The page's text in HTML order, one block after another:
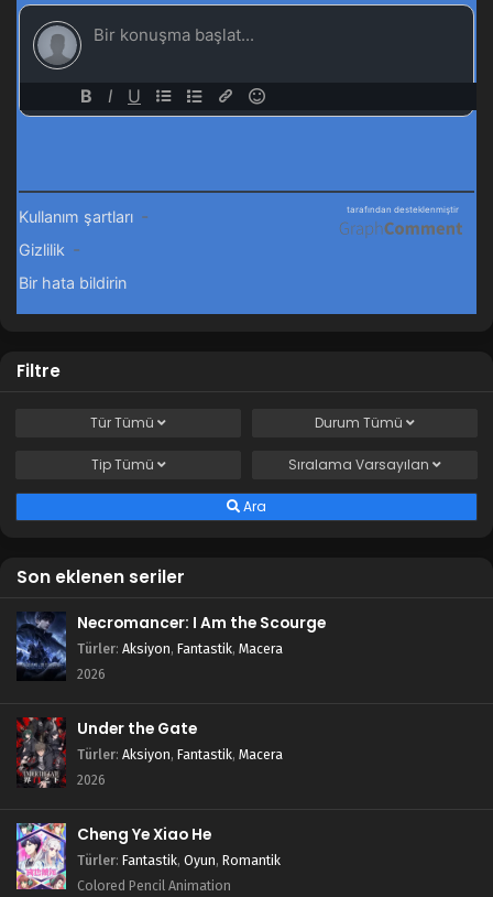
Filtre
TürTümü Durum Tümü
TipTümü Sıralama Varsayılan
Ara
Son eklenen seriler
Necromancer: I Am the Scourge
Türler: Aksiyon, Fantastik, Macera
2026
Under the Gate
Türler: Aksiyon, Fantastik, Macera
2026
Cheng Ye Xiao He
Türler: Fantastik, Oyun, Romantik
Colored Pencil Animation